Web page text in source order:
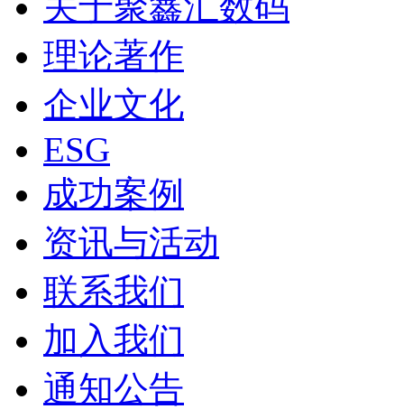
理论著作
企业文化
ESG
成功案例
资讯与活动
联系我们
加入我们
通知公告